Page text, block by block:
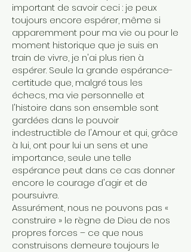
important de savoir ceci : je peux
toujours encore espérer, même si
apparemment pour ma vie ou pour le
moment historique que je suis en
train de vivre, je n'ai plus rien à
espérer. Seule la grande espérance-
certitude que, malgré tous les
échecs, ma vie personnelle et
l'histoire dans son ensemble sont
gardées dans le pouvoir
indestructible de l'Amour et qui, grâce
à lui, ont pour lui un sens et une
importance, seule une telle
espérance peut dans ce cas donner
encore le courage d'agir et de
poursuivre.
Assurément, nous ne pouvons pas «
construire » le règne de Dieu de nos
propres forces – ce que nous
construisons demeure toujours le